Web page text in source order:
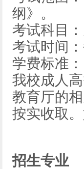
纲》。
考试科目
考试时间
学费标准：
我校成人
教育厅的
按实收取
招生